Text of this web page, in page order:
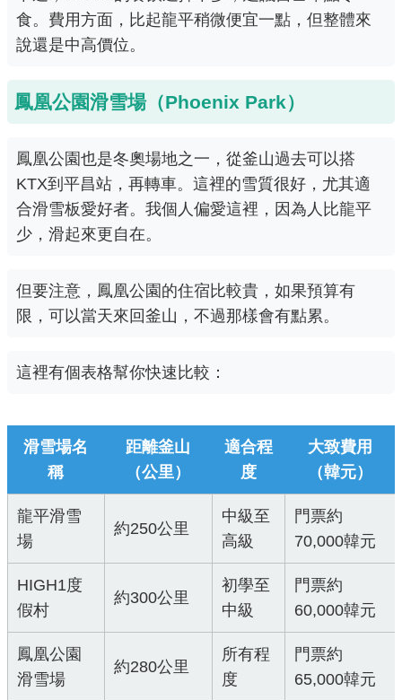
食。費用方面，比起龍平稍微便宜一點，但整體來
說還是中高價位。
鳳凰公園滑雪場（Phoenix Park）
鳳凰公園也是冬奧場地之一，從釜山過去可以搭
KTX到平昌站，再轉車。這裡的雪質很好，尤其適
合滑雪板愛好者。我個人偏愛這裡，因為人比龍平
少，滑起來更自在。
但要注意，鳳凰公園的住宿比較貴，如果預算有
限，可以當天來回釜山，不過那樣會有點累。
這裡有個表格幫你快速比較：
滑雪場名
稱
距離釜山
（公里）
適合程
度
大致費用
（韓元）
龍平滑雪
場
約250公里
中級至
高級
門票約
70,000韓元
HIGH1度
假村
約300公里
初學至
中級
門票約
60,000韓元
鳳凰公園
滑雪場
約280公里
所有程
度
門票約
65,000韓元